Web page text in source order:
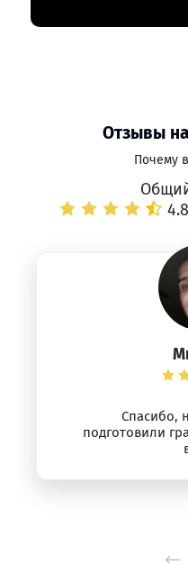
Отзывы
Почему
Спасибо,
подготовили